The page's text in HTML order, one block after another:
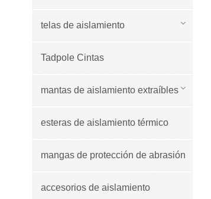
telas de aislamiento
Tadpole Cintas
mantas de aislamiento extraíbles
esteras de aislamiento térmico
mangas de protección de abrasión
accesorios de aislamiento